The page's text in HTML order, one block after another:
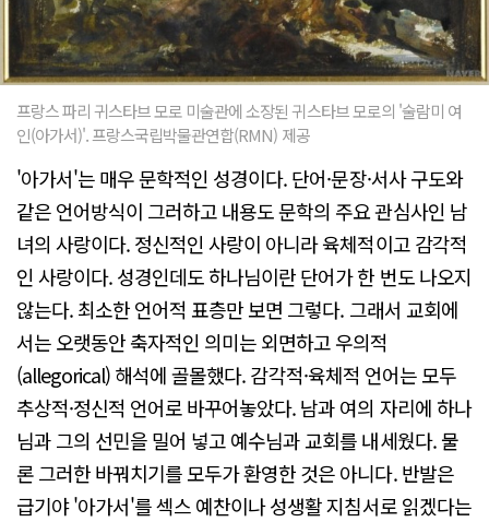
프랑스 파리 귀스타브 모로 미술관에 소장된 귀스타브 모로의 '술람미 여
인(아가서)'. 프랑스국립박물관연합(RMN) 제공
'아가서'는 매우 문학적인 성경이다. 단어·문장·서사 구도와
같은 언어방식이 그러하고 내용도 문학의 주요 관심사인 남
녀의 사랑이다. 정신적인 사랑이 아니라 육체적이고 감각적
인 사랑이다. 성경인데도 하나님이란 단어가 한 번도 나오지
않는다. 최소한 언어적 표층만 보면 그렇다. 그래서 교회에
서는 오랫동안 축자적인 의미는 외면하고 우의적
(allegorical) 해석에 골몰했다. 감각적·육체적 언어는 모두
추상적·정신적 언어로 바꾸어놓았다. 남과 여의 자리에 하나
님과 그의 선민을 밀어 넣고 예수님과 교회를 내세웠다. 물
론 그러한 바꿔치기를 모두가 환영한 것은 아니다. 반발은
급기야 '아가서'를 섹스 예찬이나 성생활 지침서로 읽겠다는